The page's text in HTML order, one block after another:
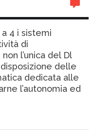
4 i sistemi
di
l’unica del Dl
delle
dedicata alle
l’autonomia ed